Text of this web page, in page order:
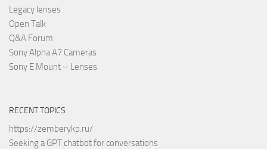
Legacy lenses
Open Talk
Q&A Forum
Sony Alpha A7 Cameras
Sony E Mount – Lenses
RECENT TOPICS
https://zemberykp.ru/
Seeking a GPT chatbot for conversations